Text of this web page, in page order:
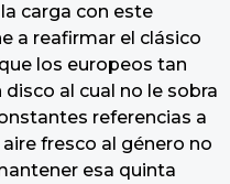
carga con este
a reafirmar el clásico
los europeos tan
al cual no le sobra
referencias a
fresco al género no
esa quinta